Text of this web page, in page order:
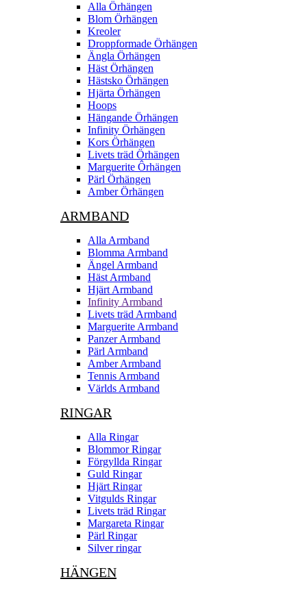
Alla Örhängen
Blom Örhängen
Kreoler
Droppformade Örhängen
Ängla Örhängen
Häst Örhängen
Hästsko Örhängen
Hjärta Örhängen
Hoops
Hängande Örhängen
Infinity Örhängen
Kors Örhängen
Livets träd Örhängen
Marguerite Ôrhängen
Pärl Örhängen
Amber Örhängen
ARMBAND
Alla Armband
Blomma Armband
Ängel Armband
Häst Armband
Hjärt Armband
Infinity Armband
Livets träd Armband
Marguerite Armband
Panzer Armband
Pärl Armband
Amber Armband
Tennis Armband
Världs Armband
RINGAR
Alla Ringar
Blommor Ringar
Förgyllda Ringar
Guld Ringar
Hjärt Ringar
Vitgulds Ringar
Livets träd Ringar
Margareta Ringar
Pärl Ringar
Silver ringar
HÄNGEN